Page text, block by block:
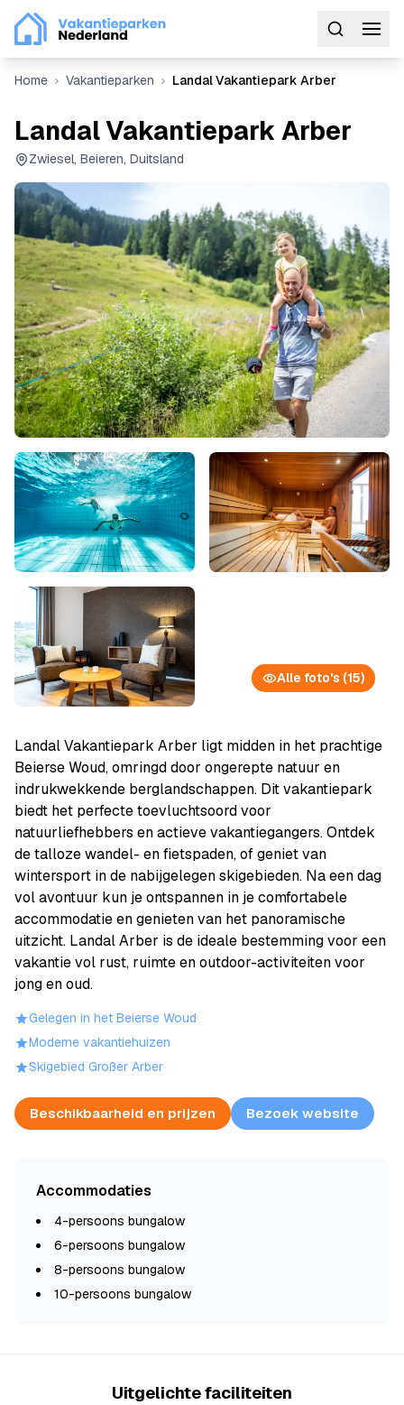
Home Vakantieparken Landal Vakantiepark Arber
Landal Vakantiepark Arber
Zwiesel, Beieren, Duitsland
Alle foto's (15)
Landal Vakantiepark Arber ligt midden in het prachtige
Beierse Woud, omringd door ongerepte natuur en
indrukwekkende berglandschappen. Dit vakantiepark
biedt het perfecte toevluchtsoord voor
natuurliefhebbers en actieve vakantiegangers. Ontdek
de talloze wandel- en fietspaden, of geniet van
wintersport in de nabijgelegen skigebieden. Na een dag
vol avontuur kun je ontspannen in je comfortabele
accommodatie en genieten van het panoramische
uitzicht. Landal Arber is de ideale bestemming voor een
vakantie vol rust, ruimte en outdoor-activiteiten voor
jong en oud.
Gelegen in het Beierse Woud
Moderne vakantiehuizen
Skigebied Großer Arber
Beschikbaarheid en prijzen Bezoek website
Accommodaties
4-persoons bungalow
6-persoons bungalow
8-persoons bungalow
10-persoons bungalow
Uitgelichte faciliteiten